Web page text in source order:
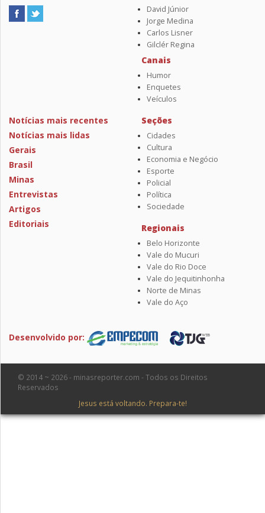
David Júnior
Jorge Medina
Carlos Lisner
Gilclér Regina
Canais
Humor
Enquetes
Veículos
Notícias mais recentes
Notícias mais lidas
Gerais
Brasil
Minas
Entrevistas
Artigos
Editoriais
Seções
Cidades
Cultura
Economia e Negócio
Esporte
Policial
Política
Sociedade
Regionais
Belo Horizonte
Vale do Mucuri
Vale do Rio Doce
Vale do Jequitinhonha
Norte de Minas
Vale do Aço
Desenvolvido por:
© 2014 ~ 2026 - minasreporter.com - Todos os Direitos
Reservados
Jesus está voltando. Prepara-te!